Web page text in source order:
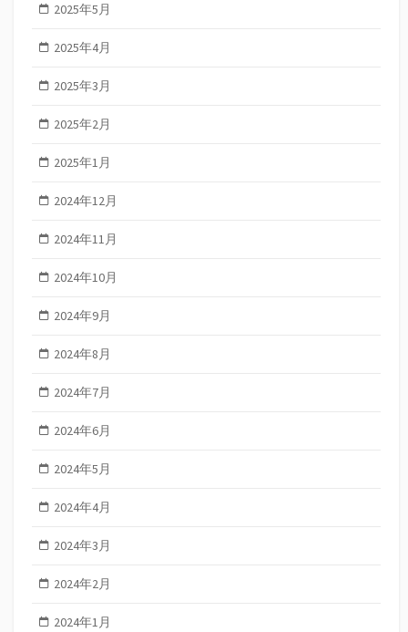
2025年5月
2025年4月
2025年3月
2025年2月
2025年1月
2024年12月
2024年11月
2024年10月
2024年9月
2024年8月
2024年7月
2024年6月
2024年5月
2024年4月
2024年3月
2024年2月
2024年1月